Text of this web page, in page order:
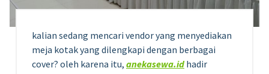
kalian sedang mencari vendor yang menyediakan
meja kotak yang dilengkapi dengan berbagai
cover? oleh karena itu, anekasewa.idhadir